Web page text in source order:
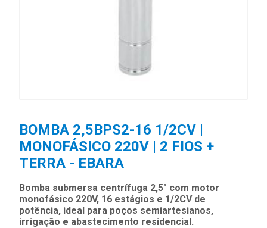
BOMBA 2,5BPS2-16 1/2CV |
MONOFÁSICO 220V | 2 FIOS +
TERRA - EBARA
Bomba submersa centrífuga 2,5" com motor
monofásico 220V, 16 estágios e 1/2CV de
potência, ideal para poços semiartesianos,
irrigação e abastecimento residencial.